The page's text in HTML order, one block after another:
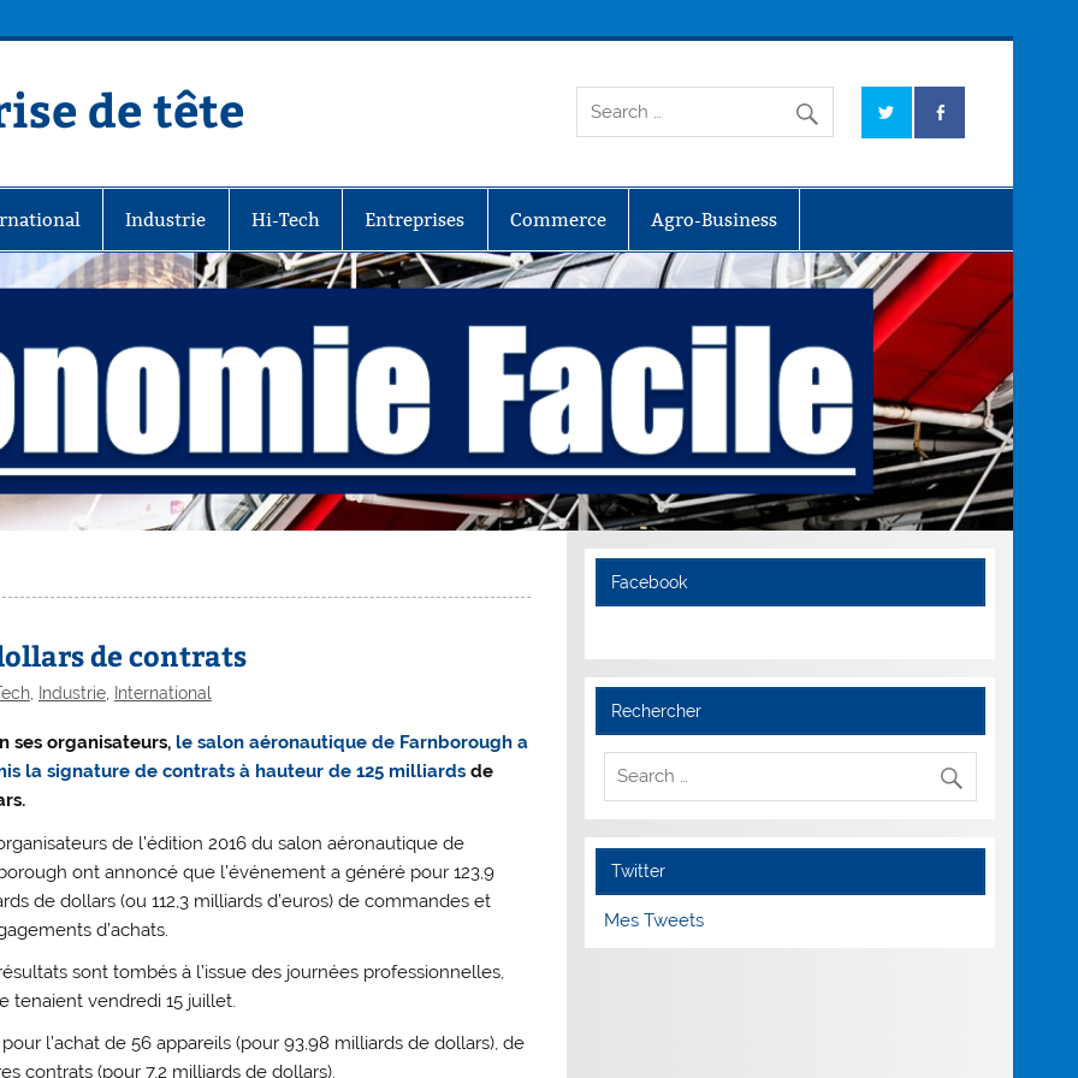
de tête
Industrie Hi-Tech Entreprises Commerce Agro-Business
de contrats
, Industrie, International
ses organisateurs, le salon aéronautique de Farnborough a
la signature de contrats à hauteur de 125 milliardsde
de l’édition 2016 du salon aéronautique de
ont annoncé que l’événement a généré pour 123,9
de dollars (ou 112,3 milliards d’euros) de commandes et
d’achats.
sont tombés à l’issue des journées professionnelles,
tenaient vendredi 15 juillet.
l’achat de 56 appareils (pour 93,98 milliards de dollars), de
contrats (pour 7,2 milliards de dollars).
Facebook
Rechercher
Twitter
Mes Tweets